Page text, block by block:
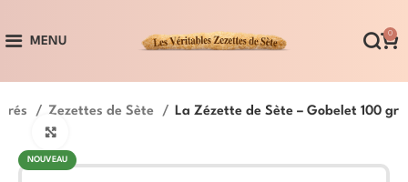
MENU
0
Zezettes de Sète La Zézette de Sète – Gobelet 100 gr
NOUVEAU